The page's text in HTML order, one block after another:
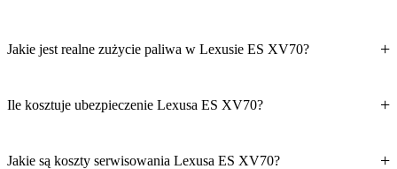
Jakie jest realne zużycie paliwa w Lexusie ES XV70?
Ile kosztuje ubezpieczenie Lexusa ES XV70?
Jakie są koszty serwisowania Lexusa ES XV70?